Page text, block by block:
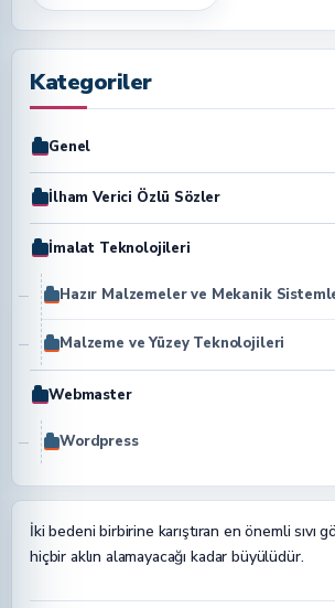
Kategoriler
Genel
İlham Verici Özlü Sözler
İmalat Teknolojileri
Hazır Malzemeler ve Mekanik
Malzeme ve Yüzey Teknolojileri
Webmaster
Wordpress
İki bedeni birbirine karıştıran en önemli sıvı
hiçbir aklın alamayacağı kadar büyülüdür.